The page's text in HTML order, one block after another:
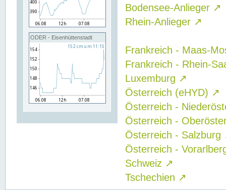
ODER - Eisenhüttenstadt
Bodensee-Anlieger ↗
Rhein-Anlieger ↗
Frankreich - Maas-
Frankreich - Rhein-
Luxemburg ↗
Österreich (eHYD) ↗
Österreich -
Österreich -
Österreich - Salzburg
Österreich -
Schweiz ↗
Tschechien ↗